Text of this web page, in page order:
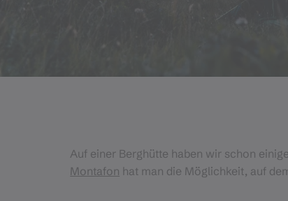
Auf einer Berghütte haben wir schon
Montafon hat man die Möglichkeit, auf